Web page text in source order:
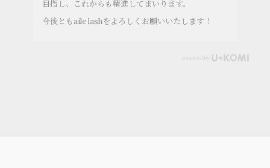
目指し、これからも精進してまいります。
今後ともaile lashをよろしくお願いいたします！